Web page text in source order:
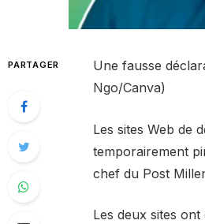
PARTAGER
Une fausse
Ngo/Canva)
Les sites Web de
temporairement
chef du Post
Les deux sites